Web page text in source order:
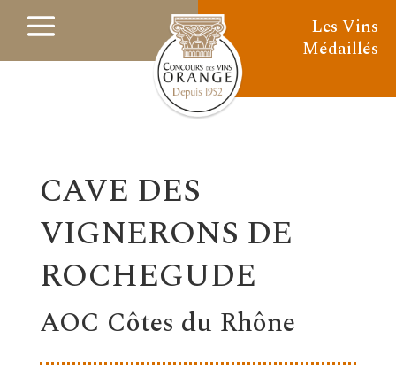
Les Vins
Médaillés
CAVE DES
VIGNERONS DE
ROCHEGUDE
AOC Côtes du Rhône